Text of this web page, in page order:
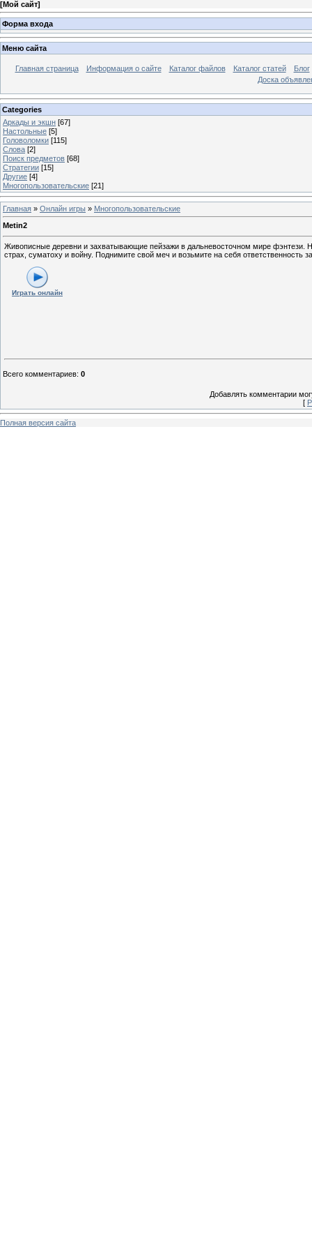
[Мой сайт]
Форма входа
Меню сайта
Главная страница Информация о сайте Каталог файлов Каталог статей
Блог
Доска
Categories
Аркады и экшн [67]
Настольные [5]
Головоломки [115]
Слова [2]
Поиск предметов [68]
Стратегии [15]
Другие [4]
Многопользовательские [21]
Главная » Онлайн игры » Многопользовательские
Metin2
Живописные деревни и захватывающие пейзажи в дальневосточном мире фэнтези.
страх, суматоху и войну. Поднимите свой меч и возьмите на себя ответственность
Играть онлайн
Всего комментариев: 0
Добавлять комментарии
[
Полная версия сайта